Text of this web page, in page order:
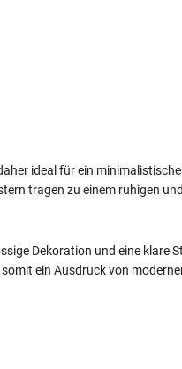
ideal für ein
tragen zu einem ruhigen
Dekoration und eine klare
ein Ausdruck von